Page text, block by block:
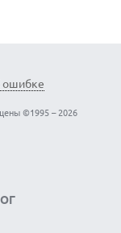
ошибке
©1995 – 2026